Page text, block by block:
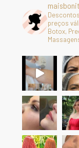
preços
Botox,